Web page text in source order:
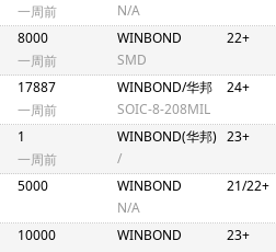
一周前
N/A
8000
一周前
WINBOND
SMD
22+
17887
一周前
WINBOND/华邦
SOIC-8-208MIL
24+
1
一周前
WINBOND(华邦)
/
23+
5000
WINBOND
N/A
21/22+
10000
WINBOND
23+